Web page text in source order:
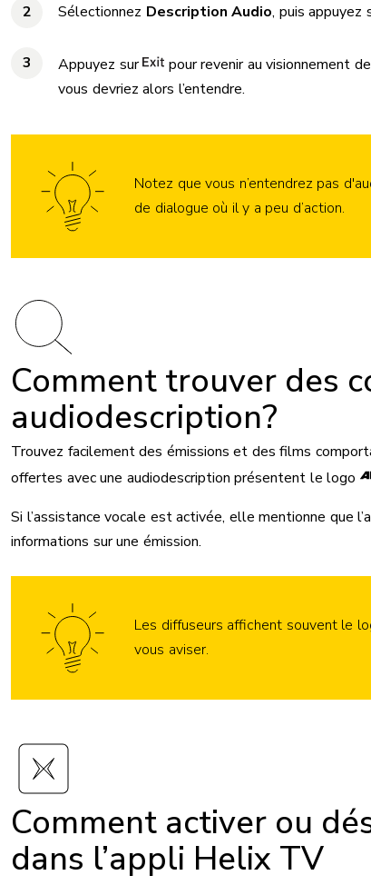
Sélectionnez Description Audio, puis appuyez
Appuyez sur
pour revenir au visionnement
vous devriez alors l’entendre.
Notez que vous n’entendrez pas
de dialogue où il y a peu d’action.
Image
Comment trouver des
audiodescription?
Trouvez facilement des émissions et des films
offertes avec une audiodescription présentent le logo
Si l’assistance vocale est activée, elle mentionne que
informations sur une émission.
Les diffuseurs affichent souvent le
vous aviser.
Comment activer ou
dans l’appli Helix TV